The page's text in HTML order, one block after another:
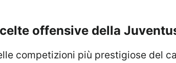
offensive della